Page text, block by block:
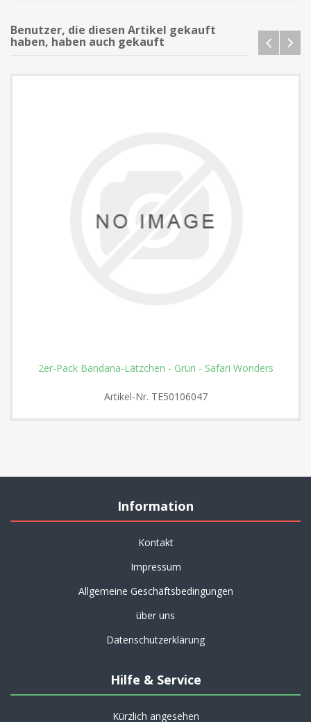
Benutzer, die diesen Artikel gekauft
haben, haben auch gekauft
2er-Pack Bandana-Lätzchen - Grün - Safari Wonders
Artikel-Nr. TE50106047
Information
Kontakt
Impressum
Allgemeine Geschäftsbedingungen
über uns
Datenschutzerklärung
Hilfe & Service
Kürzlich angesehen